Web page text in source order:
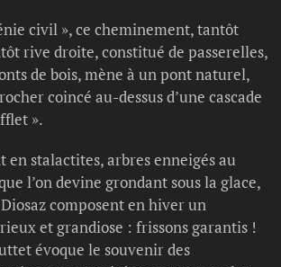
civil », ce cheminement, tantôt
rive droite, constitué de passerelles,
de bois, mène à un pont naturel,
coincé au-dessus d’une cascade
».
en stalactites, arbres enneigés au
l’on devine grondant sous la glace,
composent en hiver un
et grandiose : frissons garantis !
évoque le souvenir des